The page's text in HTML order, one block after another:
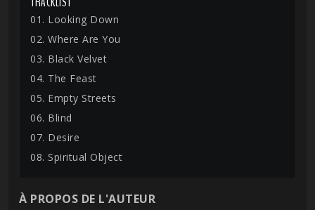
01. Looking Down
02. Where Are You
03. Black Velvet
04. The Feast
05. Empty Streets
06. Blind
07. Desire
08. Spiritual Object
À PROPOS DE L'AUTEUR